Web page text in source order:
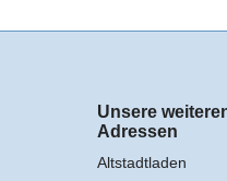
Unsere
Adressen
Altstadtladen